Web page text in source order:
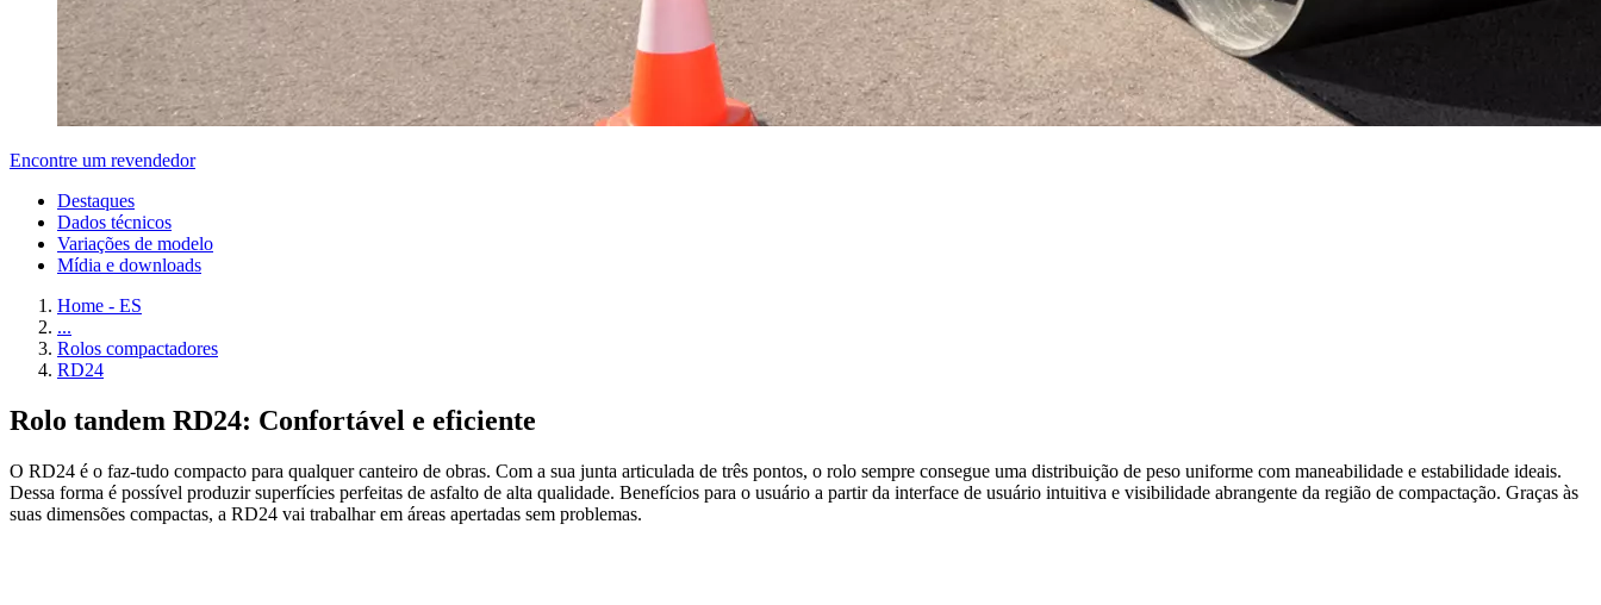
Encontre um revendedor
Destaques
Dados técnicos
Variações de modelo
Mídia e downloads
Home - ES
...
Rolos compactadores
RD24
Rolo tandem RD24: Confortável e eficiente
O RD24 é o faz-tudo compacto para qualquer canteiro de obras. Com a sua junta articulada de três pontos, o rolo sempre consegue uma distribuição de peso uniforme com maneabilidade e estabilidade ideais.
Dessa forma é possível produzir superfícies perfeitas de asfalto de alta qualidade. Benefícios para o usuário a partir da interface de usuário intuitiva e visibilidade abrangente da região de compactação. Graças às
suas dimensões compactas, a RD24 vai trabalhar em áreas apertadas sem problemas.